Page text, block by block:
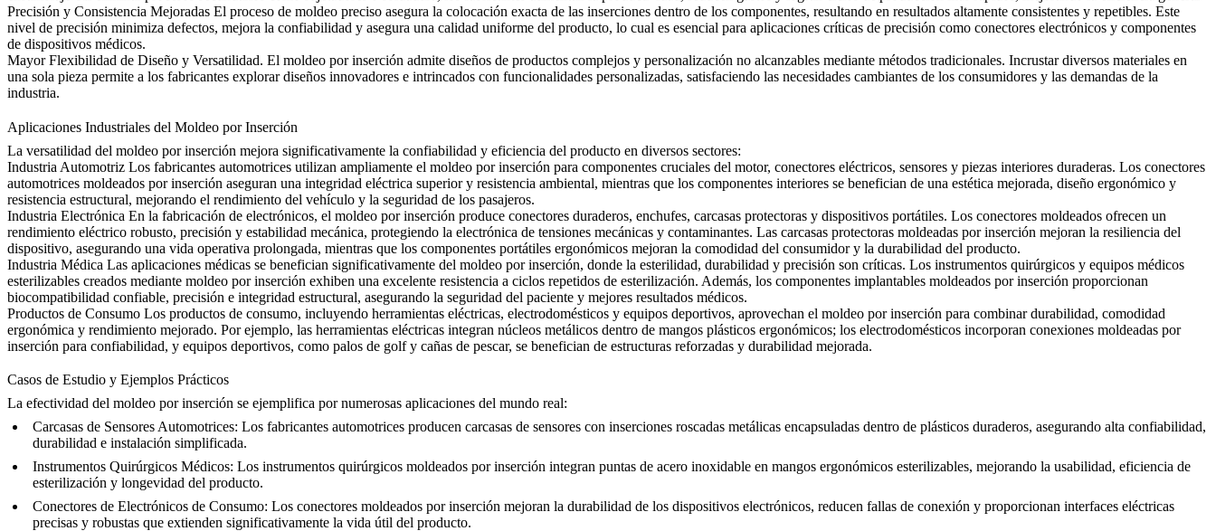
Precisión y Consistencia Mejoradas El proceso de moldeo preciso asegura la colocación exacta de las inserciones dentro de los componentes, resultando en resultados altamente consistentes y repetibles. Este
nivel de precisión minimiza defectos, mejora la confiabilidad y asegura una calidad uniforme del producto, lo cual es esencial para aplicaciones críticas de precisión como conectores electrónicos y componentes
de dispositivos médicos.
Mayor Flexibilidad de Diseño y Versatilidad. El moldeo por inserción admite diseños de productos complejos y personalización no alcanzables mediante métodos tradicionales. Incrustar diversos materiales en
una sola pieza permite a los fabricantes explorar diseños innovadores e intrincados con funcionalidades personalizadas, satisfaciendo las necesidades cambiantes de los consumidores y las demandas de la
industria.
Aplicaciones Industriales del Moldeo por Inserción
La versatilidad del moldeo por inserción mejora significativamente la confiabilidad y eficiencia del producto en diversos sectores:
Industria Automotriz Los fabricantes automotrices utilizan ampliamente el moldeo por inserción para componentes cruciales del motor, conectores eléctricos, sensores y piezas interiores duraderas. Los conectores
automotrices moldeados por inserción aseguran una integridad eléctrica superior y resistencia ambiental, mientras que los componentes interiores se benefician de una estética mejorada, diseño ergonómico y
resistencia estructural, mejorando el rendimiento del vehículo y la seguridad de los pasajeros.
Industria Electrónica En la fabricación de electrónicos, el moldeo por inserción produce conectores duraderos, enchufes, carcasas protectoras y dispositivos portátiles. Los conectores moldeados ofrecen un
rendimiento eléctrico robusto, precisión y estabilidad mecánica, protegiendo la electrónica de tensiones mecánicas y contaminantes. Las carcasas protectoras moldeadas por inserción mejoran la resiliencia del
dispositivo, asegurando una vida operativa prolongada, mientras que los componentes portátiles ergonómicos mejoran la comodidad del consumidor y la durabilidad del producto.
Industria Médica Las aplicaciones médicas se benefician significativamente del moldeo por inserción, donde la esterilidad, durabilidad y precisión son críticas. Los instrumentos quirúrgicos y equipos médicos
esterilizables creados mediante moldeo por inserción exhiben una excelente resistencia a ciclos repetidos de esterilización. Además, los componentes implantables moldeados por inserción proporcionan
biocompatibilidad confiable, precisión e integridad estructural, asegurando la seguridad del paciente y mejores resultados médicos.
Productos de Consumo Los productos de consumo, incluyendo herramientas eléctricas, electrodomésticos y equipos deportivos, aprovechan el moldeo por inserción para combinar durabilidad, comodidad
ergonómica y rendimiento mejorado. Por ejemplo, las herramientas eléctricas integran núcleos metálicos dentro de mangos plásticos ergonómicos; los electrodomésticos incorporan conexiones moldeadas por
inserción para confiabilidad, y equipos deportivos, como palos de golf y cañas de pescar, se benefician de estructuras reforzadas y durabilidad mejorada.
Casos de Estudio y Ejemplos Prácticos
La efectividad del moldeo por inserción se ejemplifica por numerosas aplicaciones del mundo real:
Carcasas de Sensores Automotrices: Los fabricantes automotrices producen carcasas de sensores con inserciones roscadas metálicas encapsuladas dentro de plásticos duraderos, asegurando alta confiabilidad,
durabilidad e instalación simplificada.
Instrumentos Quirúrgicos Médicos: Los instrumentos quirúrgicos moldeados por inserción integran puntas de acero inoxidable en mangos ergonómicos esterilizables, mejorando la usabilidad, eficiencia de
esterilización y longevidad del producto.
Conectores de Electrónicos de Consumo: Los conectores moldeados por inserción mejoran la durabilidad de los dispositivos electrónicos, reducen fallas de conexión y proporcionan interfaces eléctricas
precisas y robustas que extienden significativamente la vida útil del producto.